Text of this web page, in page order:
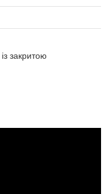
закритою